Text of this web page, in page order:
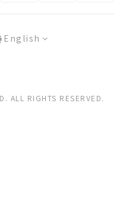
English
RIGHTS RESERVED.